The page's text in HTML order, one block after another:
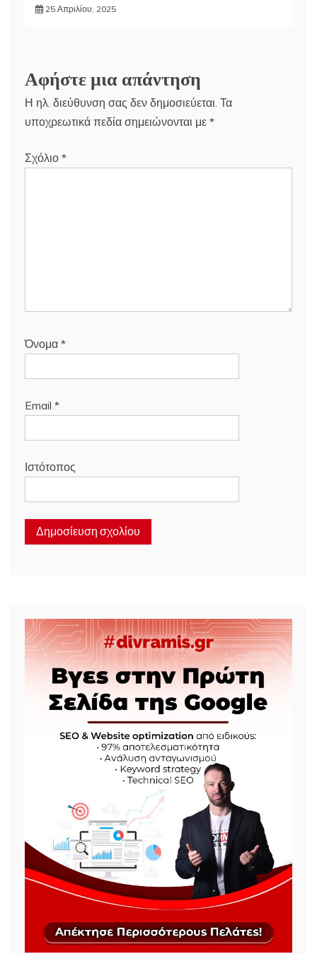
25 Απριλίου, 2025
Αφήστε μια απάντηση
Η ηλ. διεύθυνση σας δεν δημοσιεύεται. Τα
υποχρεωτικά πεδία σημειώνονται με *
Σχόλιο *
Όνομα *
Email *
Ιστότοπος